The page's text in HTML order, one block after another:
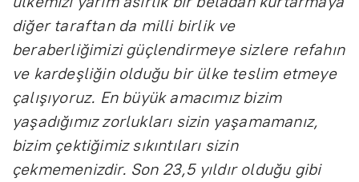
diğer taraftan da milli birlik ve
beraberliğimizi güçlendirmeye sizlere refahın
ve kardeşliğin olduğu bir ülke teslim etmeye
çalışıyoruz. En büyük amacımız bizim
yaşadığımız zorlukları sizin yaşamamanız,
bizim çektiğimiz sıkıntıları sizin
çekmemenizdir. Son 23,5 yıldır olduğu gibi